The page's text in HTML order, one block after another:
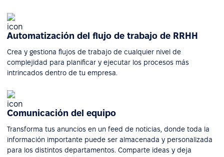
Automatización del flujo de trabajo de RRHH
Crea y gestiona flujos de trabajo de cualquier nivel de
complejidad para planificar y ejecutar los procesos más
intrincados dentro de tu empresa.
Comunicación del equipo
Transforma tus anuncios en un feed de noticias, donde toda la
información importante puede ser almacenada y personalizada
para los distintos departamentos. Comparte ideas y deja